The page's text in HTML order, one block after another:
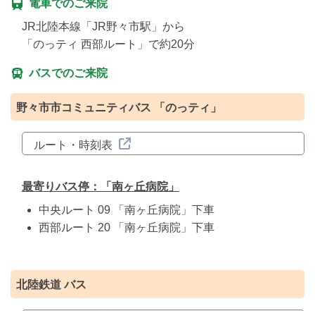
電車でのご来院
JR北陸本線「JR野々市駅」から
「のっティ 西部ルート」で約20分
バスでのご来院
野々市市コミュニティバス 「のっティ」
ルート・時刻表
最寄りバス停：「南ヶ丘病院」
中央ルート 09 「南ヶ丘病院」
下車
西部ルート 20 「南ヶ丘病院」
下車
北陸鉄道 バス